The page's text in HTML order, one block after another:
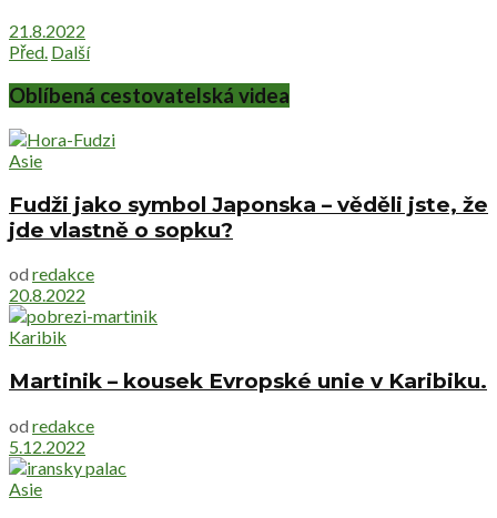
21.8.2022
Před. Další
Oblíbená cestovatelská videa
Asie
Fudži jako symbol Japonska – věděli jste, že
jde vlastně o sopku?
od redakce
20.8.2022
Karibik
Martinik – kousek Evropské unie v Karibiku.
od redakce
5.12.2022
Asie